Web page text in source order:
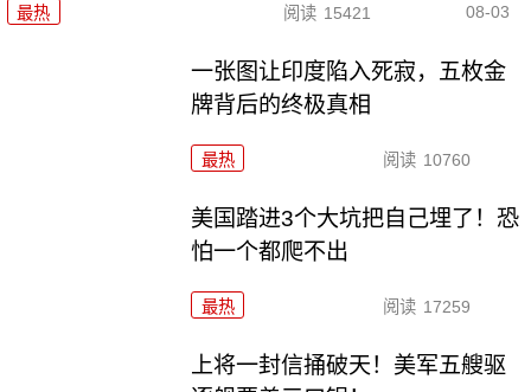
最热 阅读 15421 08-03
一张图让印度陷入死寂，五枚金
牌背后的终极真相
最热 阅读 10760
美国踏进3个大坑把自己埋了！恐
怕一个都爬不出
最热 阅读 17259
上将一封信捅破天！美军五艘驱